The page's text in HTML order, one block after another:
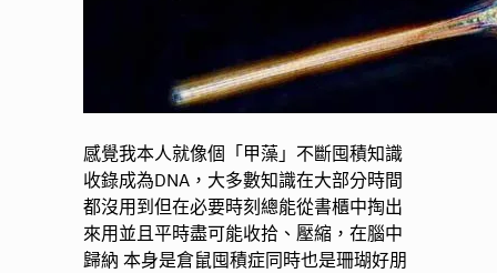
感覺我本人就像個「甲藻」不斷囤積知識
收錄成為DNA，大多數知識在大部分時間
都沒用到但在必要時刻總能從書櫃中掏出
來用並且平時盡可能收拾、壓縮，在腦中
歸納 本身是倉鼠囤積症同時也是珊瑚好朋